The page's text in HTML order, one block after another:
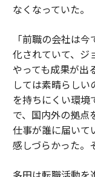
なくなっていた。
「前職の会社は
化されていて、ジ
やっても成果が出
しては素晴らし
を持ちにくい環境
で、国内外の拠点
仕事が誰に届いて
感しづらかった。